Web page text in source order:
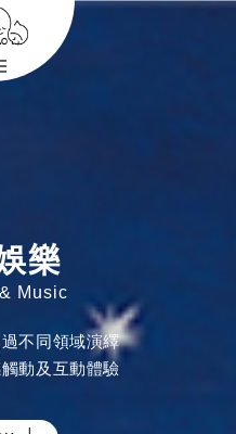
樂
Music
不同領域演繹
動及互動體驗